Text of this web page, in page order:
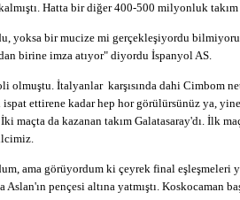
Hatta bir diğer 400-500 milyonluk
yoksa bir mucize mi gerçekleşiyordu
birine imza atıyor" diyordu İspanyol AS.
olmuştu. İtalyanlar karşısında dahi Cimbom
ettirene kadar hep hor görülürsünüz ya,
maçta da kazanan takım Galatasaray'dı. İlk
ama görüyordum ki çeyrek final eşleşmeleri
pençesi altına yatmıştı. Koskocaman